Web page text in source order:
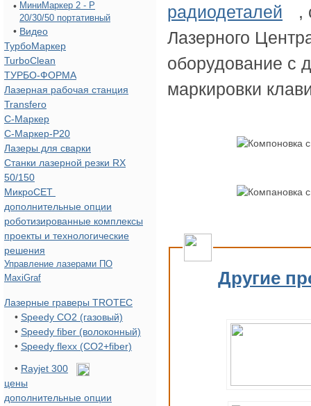
• МиниМаркер 2 - Р
20/30/50 портативный
• Видео
ТурбоМаркер
TurboClean
ТУРБО-ФОРМА
Лазерная рабочая станция
Transfero
С-Маркер
С-Маркер-Р20
Лазеры для сварки
Станки лазерной резки RX
50/150
МикроСЕТ
дополнительные опции
роботизированные комплексы
проекты и технологические
решения
Управление лазерами ПО
MaxiGraf
Лазерные граверы TROTEC
• Speedy CO2 (газовый)
• Speedy fiber (волоконный)
• Speedy flexx (CO2+fiber)
• Rayjet 300
цены
дополнительные опции
радиодеталей
,
Лазерного
оборудование с
маркировки
Другие